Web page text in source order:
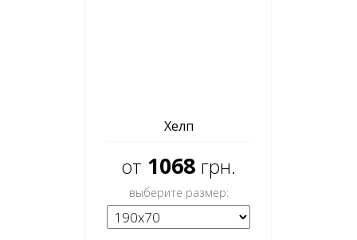
Хелп
от 1068 грн.
выберите размер: